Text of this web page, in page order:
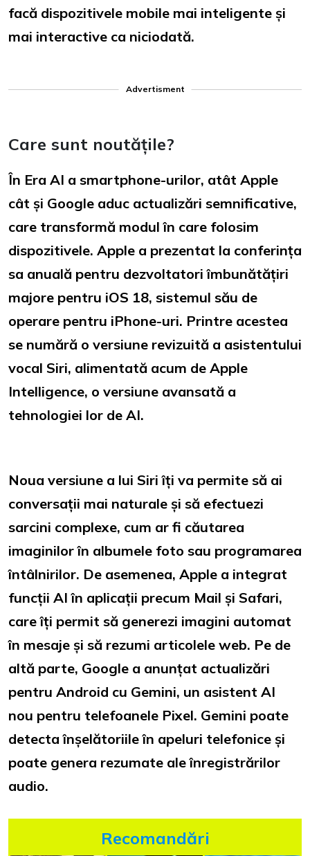
facă dispozitivele mobile mai inteligente și
mai interactive ca niciodată.
Advertisment
Care sunt noutățile?
În Era AI a smartphone-urilor, atât Apple
cât și Google aduc actualizări semnificative,
care transformă modul în care folosim
dispozitivele. Apple a prezentat la conferința
sa anuală pentru dezvoltatori îmbunătățiri
majore pentru iOS 18, sistemul său de
operare pentru iPhone-uri. Printre acestea
se numără o versiune revizuită a asistentului
vocal Siri, alimentată acum de Apple
Intelligence, o versiune avansată a
tehnologiei lor de AI.
Noua versiune a lui Siri îți va permite să ai
conversații mai naturale și să efectuezi
sarcini complexe, cum ar fi căutarea
imaginilor în albumele foto sau programarea
întâlnirilor. De asemenea, Apple a integrat
funcții AI în aplicații precum Mail și Safari,
care îți permit să generezi imagini automat
în mesaje și să rezumi articolele web. Pe de
altă parte, Google a anunțat actualizări
pentru Android cu Gemini, un asistent AI
nou pentru telefoanele Pixel. Gemini poate
detecta înșelătoriile în apeluri telefonice și
poate genera rezumate ale înregistrărilor
audio.
Recomandări